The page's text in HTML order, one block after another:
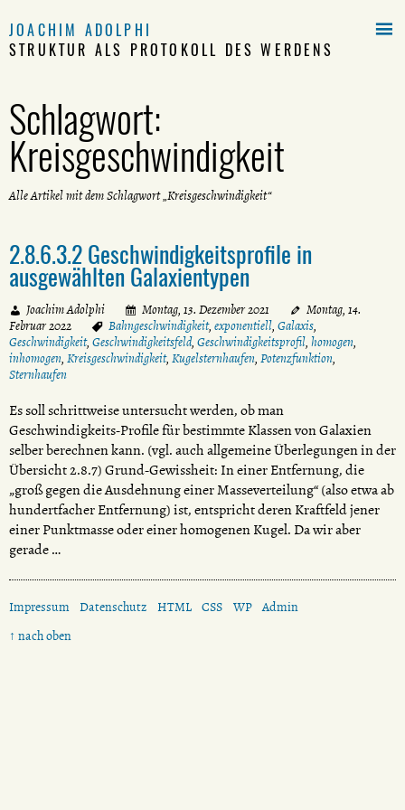
JOACHIM ADOLPHI
STRUKTUR ALS PROTOKOLL DES WERDENS
Schlagwort:
Kreisgeschwindigkeit
Alle Artikel mit dem Schlagwort „Kreisgeschwindigkeit“
2.8.6.3.2 Geschwindigkeitsprofile in
ausgewählten Galaxientypen
Joachim Adolphi Montag, 13. Dezember 2021
Montag, 14.
Februar 2022
Bahngeschwindigkeit, exponentiell, Galaxis,
Geschwindigkeit, Geschwindigkeitsfeld, Geschwindigkeitsprofil, homogen,
inhomogen, Kreisgeschwindigkeit, Kugelsternhaufen, Potenzfunktion,
Sternhaufen
Es soll schrittweise untersucht werden, ob man
Geschwindigkeits-Profile für bestimmte Klassen von Galaxien
selber berechnen kann. (vgl. auch allgemeine Überlegungen in der
Übersicht 2.8.7) Grund-Gewissheit: In einer Entfernung, die
„groß gegen die Ausdehnung einer Masseverteilung“ (also etwa ab
hundertfacher Entfernung) ist, entspricht deren Kraftfeld jener
einer Punktmasse oder einer homogenen Kugel. Da wir aber
gerade …

Impressum Datenschutz HTML CSS WP Admin
↑ nach oben